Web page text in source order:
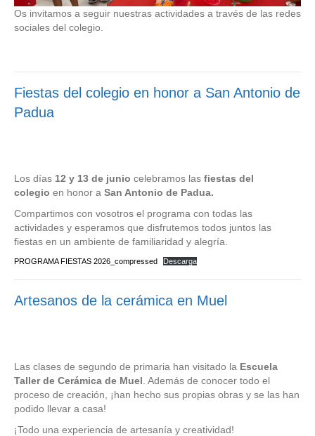
Os invitamos a seguir nuestras actividades a través de las redes
sociales del colegio.
Fiestas del colegio en honor a San Antonio de
Padua
Los días 12 y 13 de junio celebramos las fiestas del
colegio en honor a San Antonio de Padua.
Compartimos con vosotros el programa con todas las
actividades y esperamos que disfrutemos todos juntos las
fiestas en un ambiente de familiaridad y alegría.
PROGRAMA FIESTAS 2026_compressed Descarga
Artesanos de la cerámica en Muel
Las clases de segundo de primaria han visitado la Escuela
Taller de Cerámica de Muel . Además de conocer todo el
proceso de creación, ¡han hecho sus propias obras y se las han
podido llevar a casa!
¡Todo una experiencia de artesanía y creatividad!